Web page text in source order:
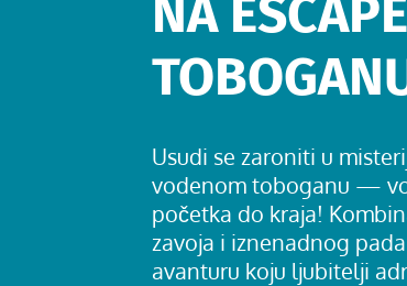
NA
Usudi se zaroniti u
vodenom toboganu —
početka do kraja!
zavoja i iznenadnog
avanturu koju ljubitelji